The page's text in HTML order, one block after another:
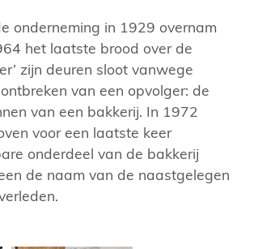
onderneming in 1929 overnam
het laatste brood over de
zijn deuren sloot vanwege
van een opvolger: de
van een bakkerij. In 1972
voor een laatste keer
onderdeel van de bakkerij
de naam van de naastgelegen